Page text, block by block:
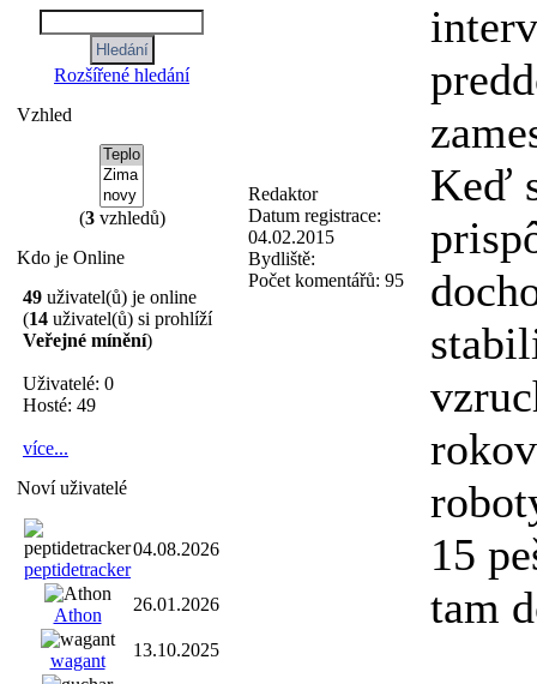
Rozšířené hledání
Vzhled
(3vzhledů)
Kdo je Online
49 uživatel(ů) je online
(14 uživatel(ů) si prohlíží
Veřejné mínění)
Uživatelé: 0
Hosté: 49
více...
Noví uživatelé
peptidetracker
04.08.2026
Athon
26.01.2026
wagant
13.10.2025
Redaktor
Datum registrace:
04.02.2015
Bydliště:
Počet komentářů: 95
Keď
15
tam